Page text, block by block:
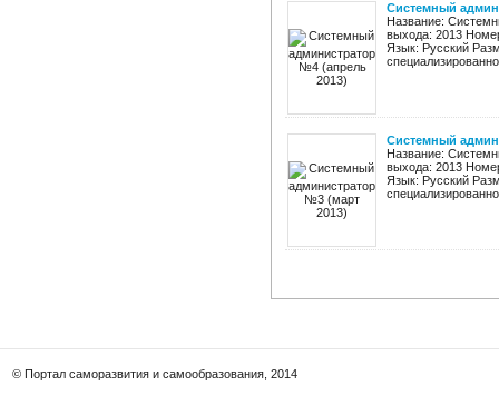
Системный
Название:
выхода: 2013
Язык: Русский
Системный
Название:
выхода: 2013
Язык: Русский
© Портал саморазвития и самообразования, 2014